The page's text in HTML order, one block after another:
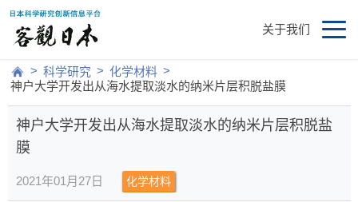
关于我们
> 科学研究 > 化学材料 >
神户大学开发出从海水提取淡水的纳米片层积脱盐膜
神户大学开发出从海水提取淡水的纳米片层积脱盐
膜
2021年01月27日 化学材料